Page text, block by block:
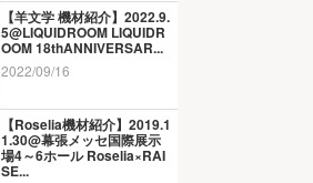
【羊文学 機材紹介】2022.9.
5@LIQUIDROOM LIQUIDR
OOM 18thANNIVERSAR...
2022/09/16
【Roselia機材紹介】2019.1
1.30@幕張メッセ国際展示
場4～6ホール Roselia×RAI
SE...